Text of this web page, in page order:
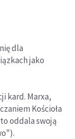
dla
jako
kard. Marxa,
Kościoła
oddala swoją